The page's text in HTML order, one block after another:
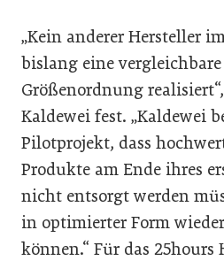
„Kein anderer Hersteller
bislang eine
Größenordnung
Kaldewei fest. „Kaldewei
Pilotprojekt, dass
Produkte am Ende ihres
nicht entsorgt werden
in optimierter Form
können.“ Für das